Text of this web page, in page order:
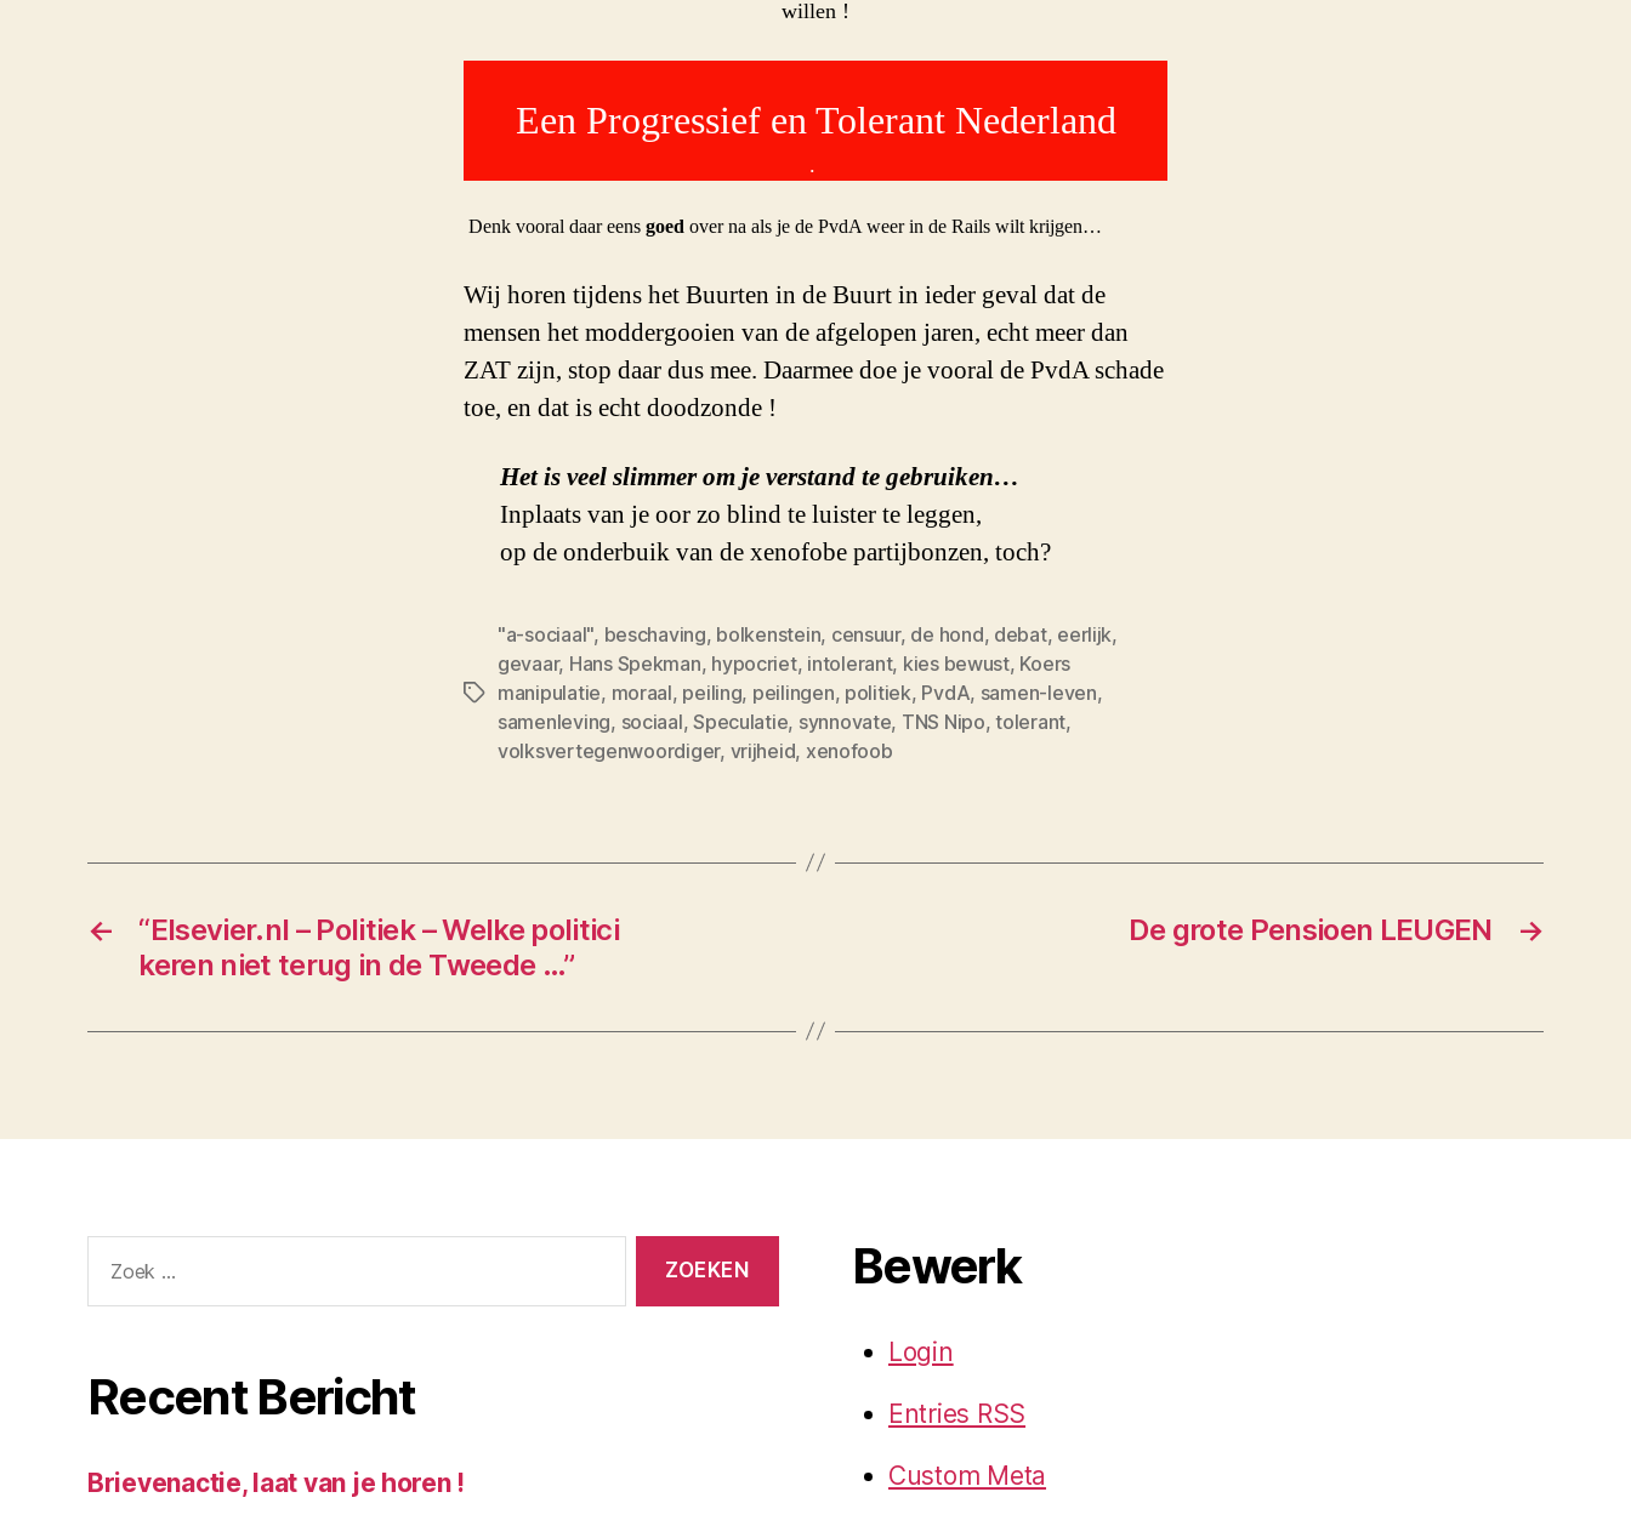
willen !
Een Progressief en Tolerant Nederland
.
Denk vooral daar eens goed over na als je de PvdA weer in de Rails wilt krijgen…
Wij horen tijdens het Buurten in de Buurt in ieder geval dat de
mensen het moddergooien van de afgelopen jaren, echt meer dan
ZAT zijn, stop daar dus mee. Daarmee doe je vooral de PvdA schade
toe, en dat is echt doodzonde !
Het is veel slimmer om je verstand te gebruiken…
Inplaats van je oor zo blind te luister te leggen,
op de onderbuik van de xenofobe partijbonzen, toch?
Tags
"a-sociaal", beschaving, bolkenstein, censuur, de hond, debat, eerlijk,
gevaar, Hans Spekman, hypocriet, intolerant, kies bewust, Koers
manipulatie, moraal, peiling, peilingen, politiek, PvdA, samen-leven,
samenleving, sociaal,Speculatie, synnovate, TNS Nipo,tolerant,
volksvertegenwoordiger, vrijheid, xenofoob
←
“Elsevier.nl – Politiek – Welke politici
keren niet terug in de Tweede …”
→
De grote Pensioen LEUGEN
naar:
Recent Bericht
Brievenactie, laat van je horen !
Bewerk
Login
Entries RSS
Custom Meta